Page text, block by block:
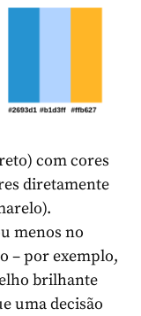
com cores
diretamente
menos no
– por exemplo,
brilhante
uma decisão